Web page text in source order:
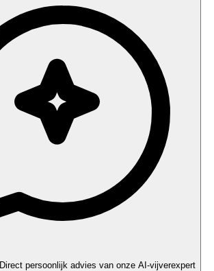
Direct persoonlijk advies van onze AI-vijverexpert